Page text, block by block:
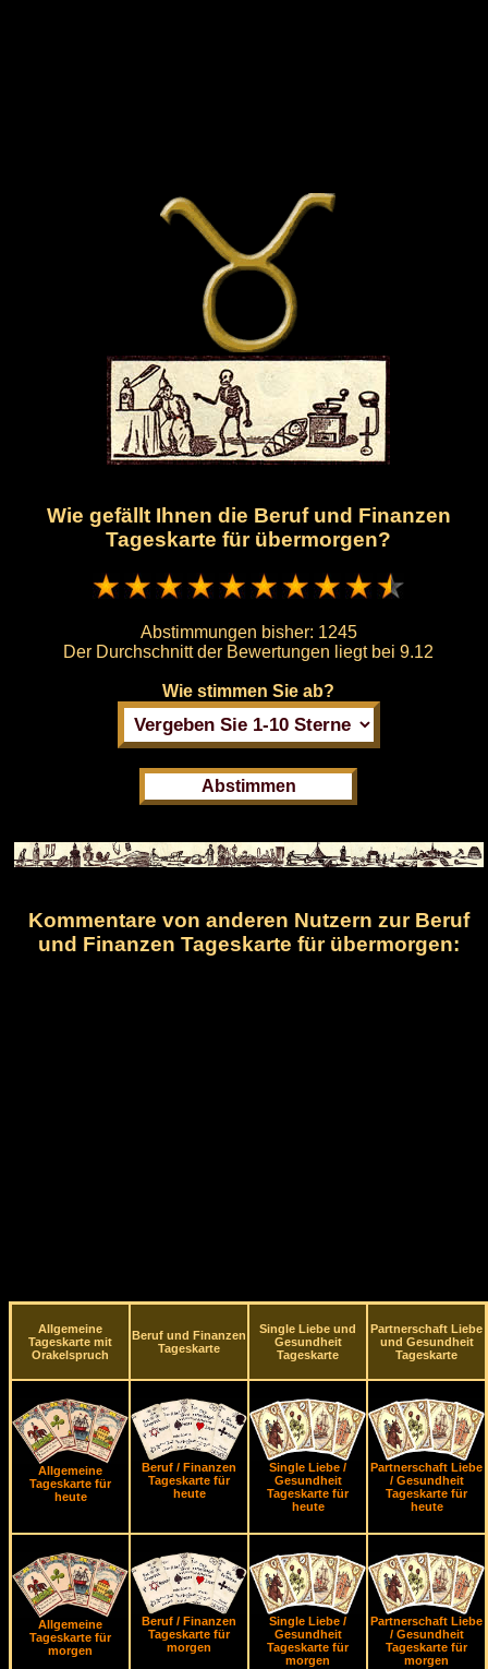
Wie gefällt Ihnen die Beruf und Finanzen
Tageskarte für übermorgen?
Abstimmungen bisher: 1245
Der Durchschnitt der Bewertungen liegt bei 9.12
Wie stimmen Sie ab?
Kommentare von anderen Nutzern zur Beruf
und Finanzen Tageskarte für übermorgen:
Allgemeine
Tageskarte mit
Orakelspruch
Beruf und Finanzen
Tageskarte
Single Liebe und
Gesundheit
Tageskarte
Partnerschaft Liebe
und Gesundheit
Tageskarte
Allgemeine
Tageskarte für
heute
Beruf / Finanzen
Tageskarte für
heute
Single Liebe /
Gesundheit
Tageskarte für
heute
Partnerschaft Liebe
/ Gesundheit
Tageskarte für
heute
Allgemeine
Tageskarte für
morgen
Beruf / Finanzen
Tageskarte für
morgen
Single Liebe /
Gesundheit
Tageskarte für
morgen
Partnerschaft Liebe
/ Gesundheit
Tageskarte für
morgen